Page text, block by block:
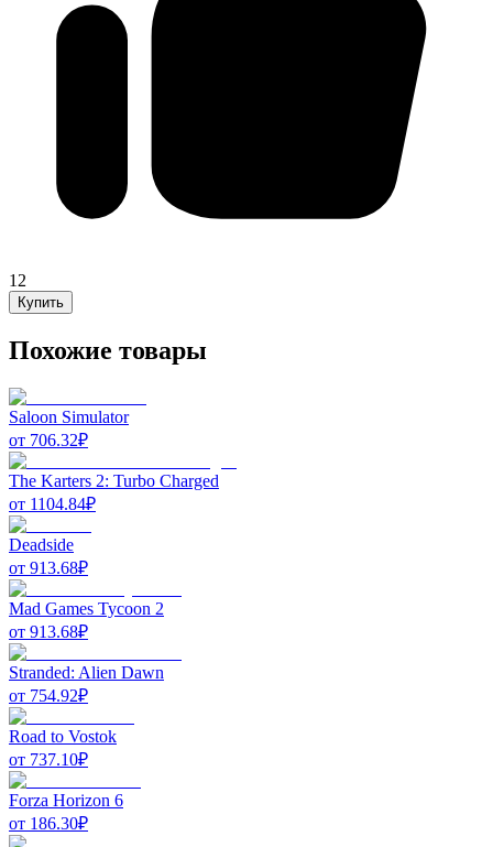
12
Купить
Похожие товары
Saloon Simulator
от 706.32₽
The Karters 2: Turbo Charged
от 1104.84₽
Deadside
от 913.68₽
Mad Games Tycoon 2
от 913.68₽
Stranded: Alien Dawn
от 754.92₽
Road to Vostok
от 737.10₽
Forza Horizon 6
от 186.30₽